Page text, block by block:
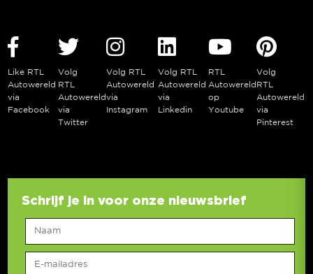
Like RTL
Autowereld
via
Facebook
Volg
RTL
Autowereld
via
Twitter
Volg RTL
Autowereld
via
Instagram
Volg RTL
Autowereld
via
Linkedin
RTL
Autowereld
op
Youtube
Volg
RTL
Autowereld
via
Pinterest
Schrijf je in voor onze nieuwsbrief